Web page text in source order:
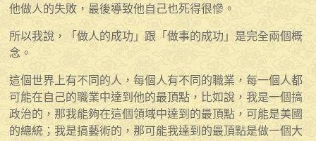
他做人的失敗，最後導致他自己也死得很慘。
所以我說，「做人的成功」跟「做事的成功」是完全兩個概
念。
這個世界上有不同的人，每個人有不同的職業，每一個人都
可能在自己的職業中達到他的最頂點，比如說，我是一個搞
政治的，那我能夠在這個領域中達到的最頂點，可能是美國
的總統；我是搞藝術的，那可能我達到的最頂點是做一個大